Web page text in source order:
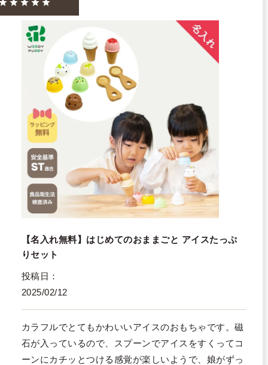
【名入れ無料】はじめてのおままごと アイスたっぷ
りセット
投稿日
2025/02/12
カラフルでとてもかわいいアイスのおもちゃです。磁
石が入っているので、スプーンでアイスをすくってコ
ーンにカチッとつける感覚が楽しいようで、娘がずっ